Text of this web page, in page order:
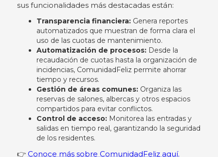
sus funcionalidades más destacadas están:
Transparencia financiera:Genera reportes
automatizados que muestran de forma clara el
uso de las cuotas de mantenimiento.
Automatización de procesos:Desde la
recaudación de cuotas hasta la organización de
incidencias, ComunidadFeliz permite ahorrar
tiempo y recursos.
Gestión de áreas comunes:Organiza las
reservas de salones, albercas y otros espacios
compartidos para evitar conflictos.
Control de acceso:Monitorea las entradas y
salidas en tiempo real, garantizando la seguridad
de los residentes.
👉 Conoce más sobre ComunidadFeliz aquí.